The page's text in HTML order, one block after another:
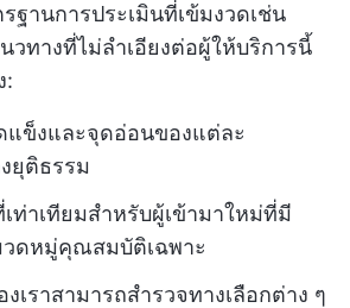
ฐานการประเมินที่เข้มงวดเช่น
วทางที่ไม่ลำเอียงต่อผู้ให้บริการนี้
:
แข็งและจุดอ่อนของแต่ละ
ยุติธรรม
ท่าเทียมสำหรับผู้เข้ามาใหม่ที่มี
ดหมู่คุณสมบัติเฉพาะ
เราสามารถสำรวจทางเลือกต่าง ๆ